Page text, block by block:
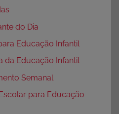
do Dia
Educação Infantil
da Educação Infantil
Semanal
para Educação